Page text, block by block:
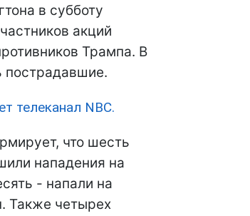
в субботу
акций
Трампа. В
пострадавшие.
телеканал NBC.
что шесть
нападения на
- напали на
Также четырех